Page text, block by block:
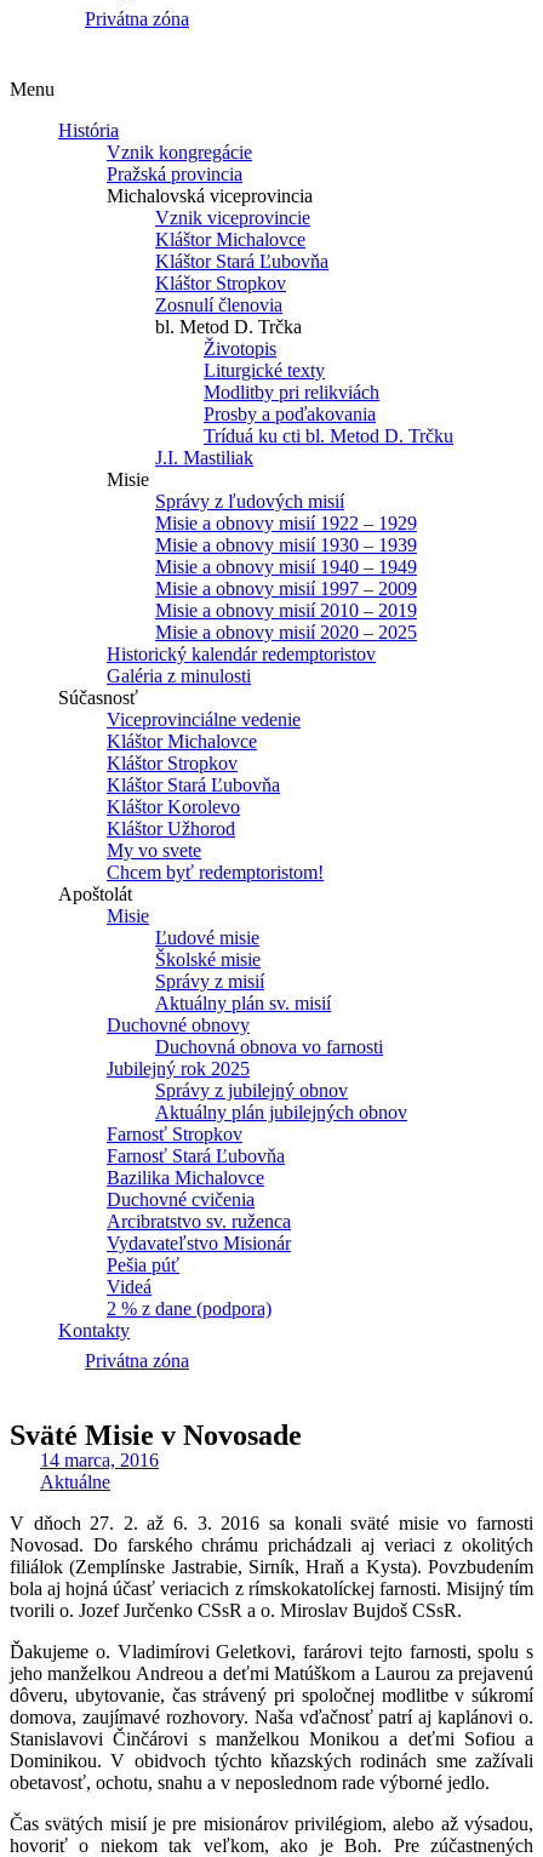
Privátna zóna
Menu
História
Vznik kongregácie
Pražská provincia
Michalovská viceprovincia
Vznik viceprovincie
Kláštor Michalovce
Kláštor Stará Ľubovňa
Kláštor Stropkov
Zosnulí členovia
bl. Metod D. Trčka
Životopis
Liturgické texty
Modlitby pri relikviách
Prosby a poďakovania
Tríduá ku cti bl. Metod D. Trčku
J.I. Mastiliak
Misie
Správy z ľudových misií
Misie a obnovy misií 1922 – 1929
Misie a obnovy misií 1930 – 1939
Misie a obnovy misií 1940 – 1949
Misie a obnovy misií 1997 – 2009
Misie a obnovy misií 2010 – 2019
Misie a obnovy misií 2020 – 2025
Historický kalendár redemptoristov
Galéria z minulosti
Súčasnosť
Viceprovinciálne vedenie
Kláštor Michalovce
Kláštor Stropkov
Kláštor Stará Ľubovňa
Kláštor Korolevo
Kláštor Užhorod
My vo svete
Chcem byť redemptoristom!
Apoštolát
Misie
Ľudové misie
Školské misie
Správy z misií
Aktuálny plán sv. misií
Duchovné obnovy
Duchovná obnova vo farnosti
Jubilejný rok 2025
Správy z jubilejný obnov
Aktuálny plán jubilejných obnov
Farnosť Stropkov
Farnosť Stará Ľubovňa
Bazilika Michalovce
Duchovné cvičenia
Arcibratstvo sv. ruženca
Vydavateľstvo Misionár
Pešia púť
Videá
2 % z dane (podpora)
Kontakty
Privátna zóna
Sväté Misie v Novosade
14 marca, 2016
Aktuálne
V dňoch 27. 2. až 6. 3. 2016 sa konali sväté misie vo farnosti
Novosad. Do farského chrámu prichádzali aj veriaci z okolitých
filiálok (Zemplínske Jastrabie, Sirník, Hraň a Kysta). Povzbudením
bola aj hojná účasť veriacich z rímskokatolíckej farnosti. Misijný tím
tvorili o. Jozef Jurčenko CSsR a o. Miroslav Bujdoš CSsR.
Ďakujeme o. Vladimírovi Geletkovi, farárovi tejto farnosti, spolu s
jeho manželkou Andreou a deťmi Matúškom a Laurou za prejavenú
dôveru, ubytovanie, čas strávený pri spoločnej modlitbe v súkromí
domova, zaujímavé rozhovory. Naša vďačnosť patrí aj kaplánovi o.
Stanislavovi Činčárovi s manželkou Monikou a deťmi Sofiou a
Dominikou. V obidvoch týchto kňazských rodinách sme zažívali
obetavosť, ochotu, snahu a v neposlednom rade výborné jedlo.
Čas svätých misií je pre misionárov privilégiom, alebo až výsadou,
hovoriť o niekom tak veľkom, ako je Boh. Pre zúčastnených